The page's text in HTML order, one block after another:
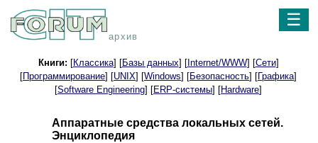
архив
☰
Книги: [Классика] [Базы данных] [Internet/WWW] [Сети]
[Программирование] [UNIX] [Windows] [Безопасность] [Графика]
[Software Engineering] [ERP-системы] [Hardware]
Аппаратные средства локальных сетей.
Энциклопедия